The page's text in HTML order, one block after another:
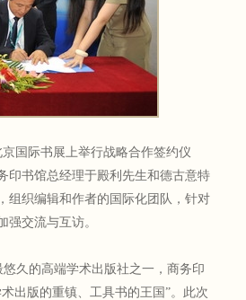
国际书展上举行战略合作签约仪
印书馆总经理于殿利先生和德古意特
组织编辑和作者的国际化团队，针对
交流与互访。
久的高端学术出版社之一，商务印
出版的重镇、工具书的王国”。此次